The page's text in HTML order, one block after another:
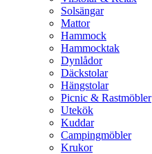
Solsängar
Mattor
Hammock
Hammocktak
Dynlådor
Däckstolar
Hängstolar
Picnic & Rastmöbler
Utekök
Kuddar
Campingmöbler
Krukor